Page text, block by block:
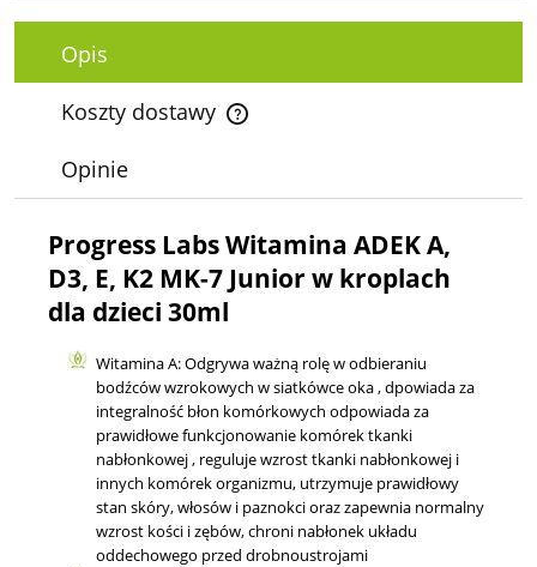
Opis
Koszty dostawy
Cena nie zawiera ewentualnych kosztów płatności
Opinie
Progress Labs Witamina ADEK A,
D3, E, K2 MK-7 Junior w kroplach
dla dzieci 30ml
Witamina A: Odgrywa ważną rolę w odbieraniu
bodźców wzrokowych w siatkówce oka , dpowiada za
integralność błon komórkowych odpowiada za
prawidłowe funkcjonowanie komórek tkanki
nabłonkowej , reguluje wzrost tkanki nabłonkowej i
innych komórek organizmu, utrzymuje prawidłowy
stan skóry, włosów i paznokci oraz zapewnia normalny
wzrost kości i zębów, chroni nabłonek układu
oddechowego przed drobnoustrojami